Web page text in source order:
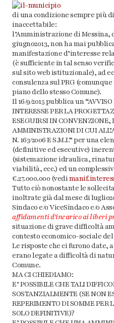
di una condizione sempre più
inaccettabile:
l’Amministrazione di Messina,
giugno2013, non ha mai
manifestazione d’interesse
(è sufficiente in tal senso
sul sito web istituzionale), ad
consulenza sul PRG
piano dello stesso Comune).
Il 16/9/2015 pubblica un
INTERESSE PER LA
ESEGUIRSI IN CONVENZIONE,
AMMINISTRAZIONI DI CUI
N. 163/2006 E S.M.I.” per una
(definitive ed esecutive)
(sistemazione idraulica,
viabilità, ecc.) ed un
€.27.000.000 (vedi
Tutto ciò nonostante le
inoltrate già dal mese di
Sindaco e/o ViceSindaco e/o
affidamenti d’incarico ai liberi
situazione di grave difficoltà
contesto economico-sociale
Le risposte che ci furono date,
erano legate a difficoltà di
Comune.
MA CI CHIEDIAMO:
E’ POSSIBILE CHE TALI
SOSTANZIALMENTE (SE NON
REPERIMENTO DI SOMME PER
SOLO DEFINITIVE)?